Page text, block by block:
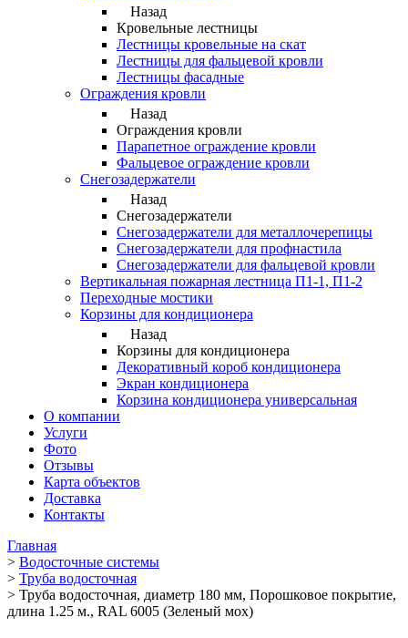
Назад
Кровельные лестницы
Лестницы кровельные на скат
Лестницы для фальцевой кровли
Лестницы фасадные
Ограждения кровли
Назад
Ограждения кровли
Парапетное ограждение кровли
Фальцевое ограждение кровли
Снегозадержатели
Назад
Снегозадержатели
Снегозадержатели для металлочерепицы
Снегозадержатели для профнастила
Снегозадержатели для фальцевой кровли
Вертикальная пожарная лестница П1-1, П1-2
Переходные мостики
Корзины для кондиционера
Назад
Корзины для кондиционера
Декоративный короб кондиционера
Экран кондиционера
Корзина кондиционера универсальная
О компании
Услуги
Фото
Отзывы
Карта объектов
Доставка
Контакты
Главная
> Водосточные системы
> Труба водосточная
> Труба водосточная, диаметр 180 мм, Порошковое покрытие,
длина 1.25 м., RAL 6005 (Зеленый мох)